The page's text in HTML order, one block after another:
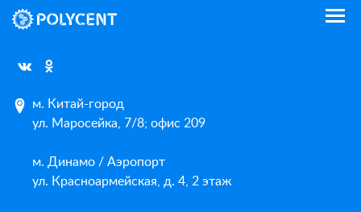
м. Китай-город
ул. Маросейка, 7/8; офис 209
м. Динамо / Аэропорт
ул. Красноармейская, д. 4, 2 этаж